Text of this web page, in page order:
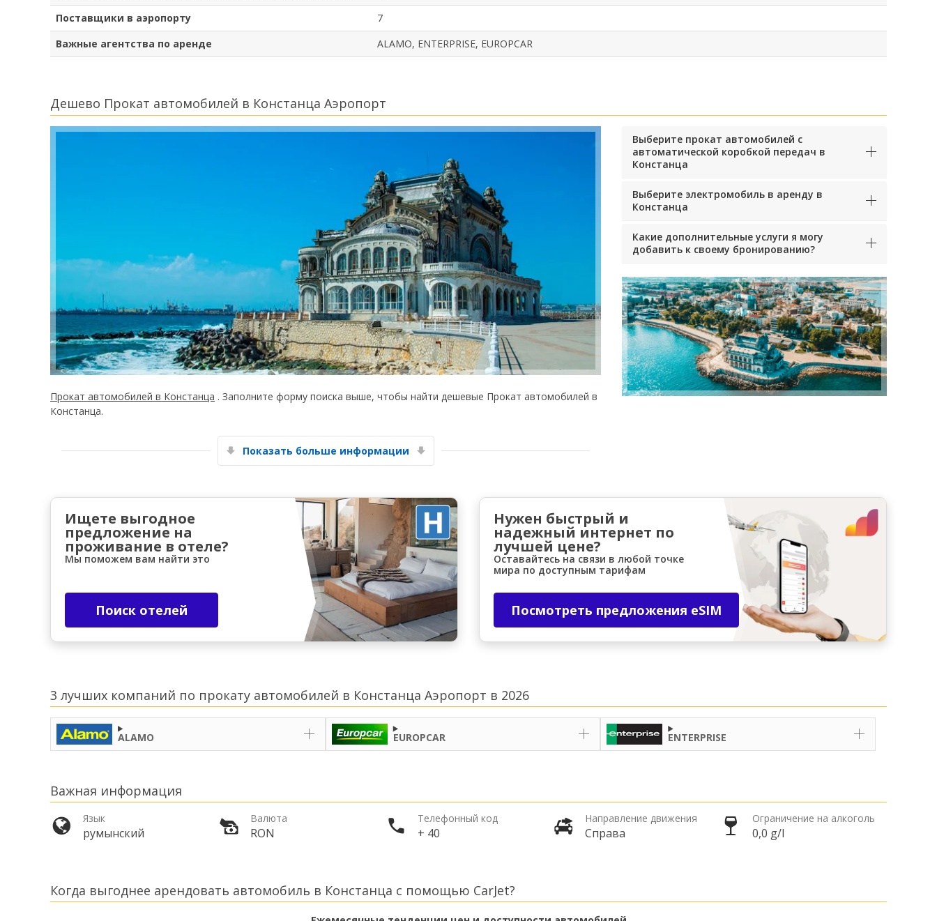
Получите доступ к эксклюзивным
предложениям партнёров
Войти с помощью eLink
Поставщики в аэропорту
7
Важные агентства по аренде
ALAMO, ENTERPRISE, EUROPCAR
Дешево Прокат автомобилей в Констанца Аэропорт
Прокат автомобилей в Констанца . Заполните форму поиска выше, чтобы найти дешевые Прокат автомобилей в
Констанца.
Показать больше информации
Выберите прокат автомобилей с
автоматической коробкой передач в
Констанца
Выберите электромобиль в аренду в
Констанца
Какие дополнительные услуги я могу
добавить к своему бронированию?
Ищете выгодное
предложение на
проживание в отеле?
Мы поможем вам найти это
Поиск отелей
Нужен быстрый и
надежный интернет по
лучшей цене?
Оставайтесь на связи в любой точке
мира по доступным тарифам
Посмотреть предложения eSIM
3 лучших компаний по прокату автомобилей в Констанца Аэропорт в 2026
ALAMO EUROPCAR ENTERPRISE
Важная информация
Язык
румынский
Валюта
RON
Телефонный код
+ 40
Направление движения
Справа
Ограничение на алкоголь
0,0 g/l
Когда выгоднее арендовать автомобиль в Констанца с помощью CarJet?